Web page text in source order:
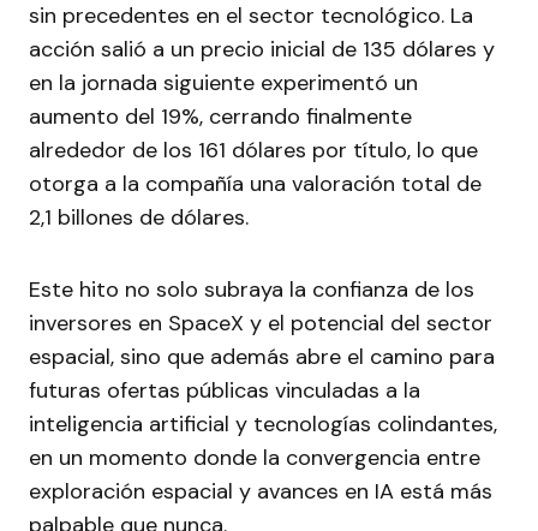
sin precedentes en el sector tecnológico. La
acción salió a un precio inicial de 135 dólares y
en la jornada siguiente experimentó un
aumento del 19%, cerrando finalmente
alrededor de los 161 dólares por título, lo que
otorga a la compañía una valoración total de
2,1 billones de dólares.
Este hito no solo subraya la confianza de los
inversores en SpaceX y el potencial del sector
espacial, sino que además abre el camino para
futuras ofertas públicas vinculadas a la
inteligencia artificial y tecnologías colindantes,
en un momento donde la convergencia entre
exploración espacial y avances en IA está más
palpable que nunca.